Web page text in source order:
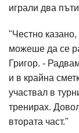
играли два
"Честно
можеше да се
Григор. -
и в крайна
участвал в
тренирах.
втората част."